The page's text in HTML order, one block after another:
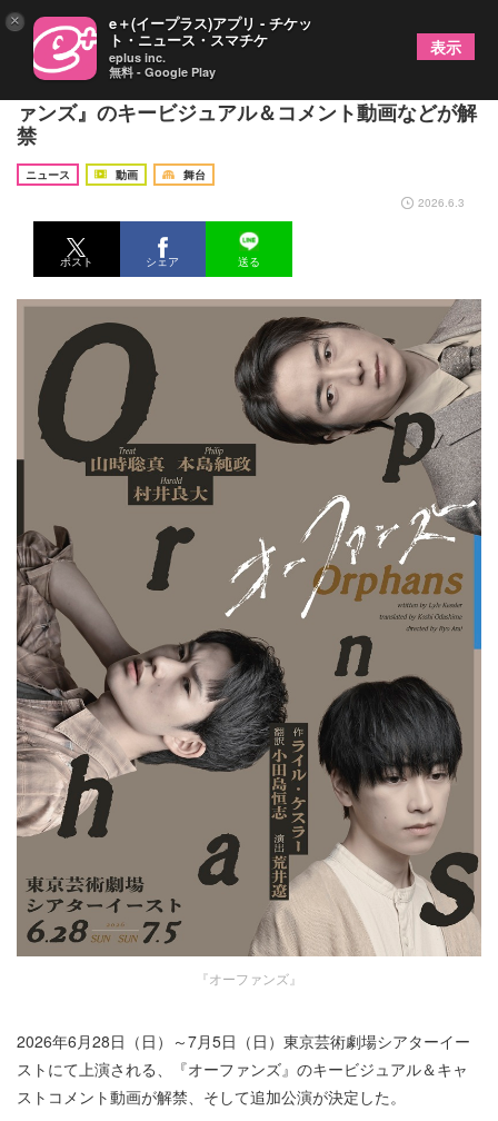
山時聡真・本島純政・村井良大が出演する『オーフ
ァンズ』のキービジュアル＆コメント動画などが解
禁
ニュース 動画
舞台
2026.6.3
ポスト シェア 送る
『オーファンズ』
2026年6月28日（日）～7月5日（日）東京芸術劇場シアターイー
ストにて上演される、『オーファンズ』のキービジュアル＆キャ
ストコメント動画が解禁、そして追加公演が決定した。
× e＋(イープラス)アプリ - チケッ
ト・ニュース・スマチケ
eplus inc.
無料 - Google Play
表示